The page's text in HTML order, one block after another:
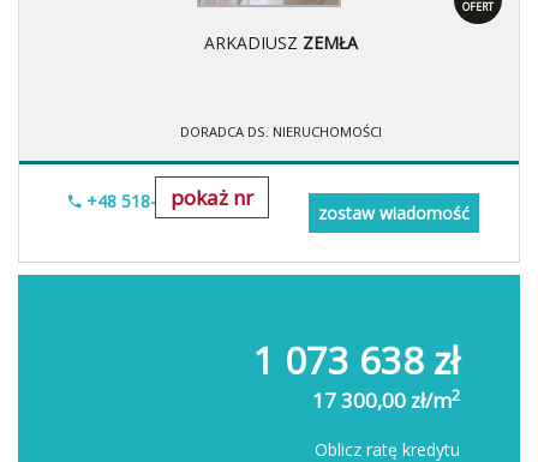
OFERT
ARKADIUSZ ZEMŁA
DORADCA DS. NIERUCHOMOŚCI
pokaż nr
+48 518-706-552
zostaw wiadomość
1 073 638 zł
17 300,00 zł/m2
Oblicz ratę kredytu